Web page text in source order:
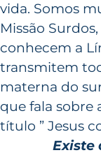
vida. Somos
Missão
conhecem a
transmitem
materna do
que fala sobre
título ” Jesus
Existe